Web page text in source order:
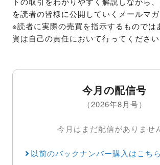
を読者の皆様に公開していくメールマガ
※読者に実際の売買を指示するものでは
資は自己の責任において行ってください
今月の配信号
（2026年8月号）
今月はまだ配信がありませ
以前のバックナンバー購入はこちら